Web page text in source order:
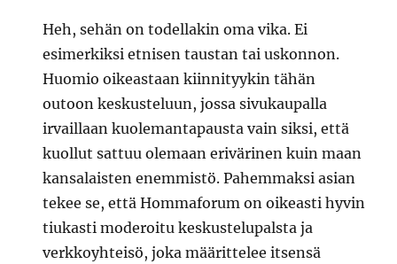
Heh, sehän on todellakin oma vika. Ei
esimerkiksi etnisen taustan tai uskonnon.
Huomio oikeastaan kiinnityykin tähän
outoon keskusteluun, jossa sivukaupalla
irvaillaan kuolemantapausta vain siksi, että
kuollut sattuu olemaan erivärinen kuin maan
kansalaisten enemmistö. Pahemmaksi asian
tekee se, että Hommaforum on oikeasti hyvin
tiukasti moderoitu keskustelupalsta ja
verkkoyhteisö, joka määrittelee itsensä